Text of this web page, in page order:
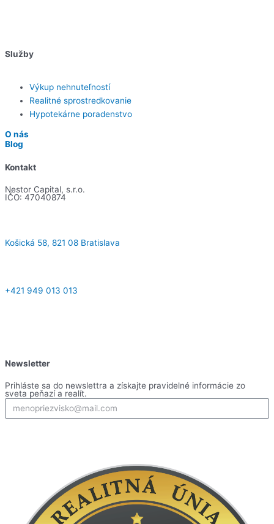
Služby
Výkup nehnuteľností
Realitné sprostredkovanie
Hypotekárne poradenstvo
O nás
Blog
Kontakt
Nestor Capital, s.r.o.
IČO: 47040874
Košická 58, 821 08 Bratislava​
+421 949 013 013
a
c
e
o
s
t
g
r
n
k
d
i
u
t
b
e
Newsletter
Prihláste sa do newslettra a získajte pravidelné informácie zo
sveta peňazí a realít.